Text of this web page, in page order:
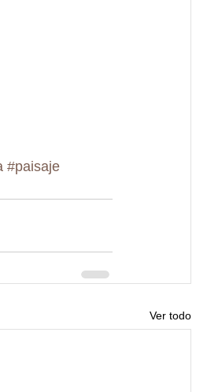
#paisaje
Ver todo